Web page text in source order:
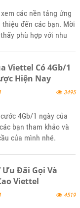
các nền tảng ứng
đến các bạn. Mời
phù hợp với nhu
Viettel Có 4Gb/1
Hiện Nay
3495
4Gb/1 ngày của
bạn tham khảo và
của mình nhé.
Ưu Đãi Gọi Và
Viettel
4519